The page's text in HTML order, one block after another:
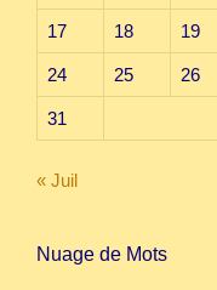
17 18 19
24 25 26
31
« Juil
Nuage de Mots